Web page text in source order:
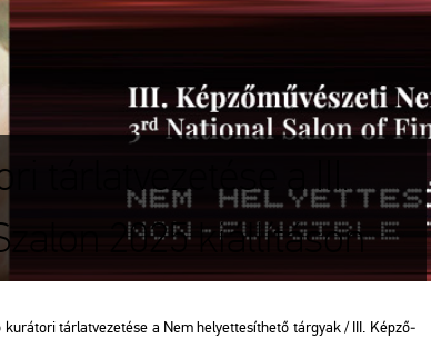
tárlatvezetése a III.
2025 kiállításon
ku­rá­to­ri tár­lat­ve­ze­té­se a Nem he­lyet­te­sít­he­tő tár­gyak / III. Kép­ző­